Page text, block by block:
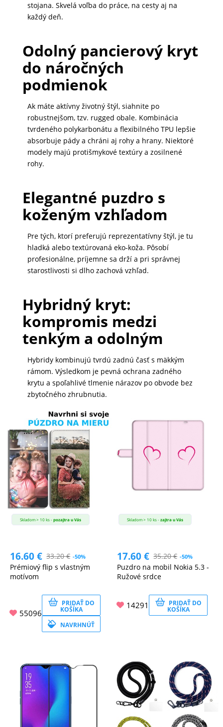
MATKA
ZÁHRADA
stojana. Skvelá voľba do práce, na cesty aj na
každý deň.
Odolný pancierový kryt
do náročných
podmienok
Ak máte aktívny životný štýl, siahnite po
robustnejšom, tzv. rugged obale. Kombinácia
tvrdeného polykarbonátu a flexibilného TPU lepšie
absorbuje pády a chráni aj rohy a hrany. Niektoré
modely majú protišmykové textúry a zosilnené
rohy.
Elegantné puzdro s
koženým vzhľadom
Pre tých, ktorí preferujú reprezentatívny štýl, je tu
hladká alebo textúrovaná eko-koža. Pôsobí
profesionálne, príjemne sa drží a pri správnej
starostlivosti si dlho zachová vzhľad.
Hybridný kryt:
kompromis medzi
tenkým a odolným
Hybridy kombinujú tvrdú zadnú časť s mäkkým
rámom. Výsledkom je pevná ochrana zadného
krytu a spoľahlivé tlmenie nárazov po obvode bez
zbytočného zhrubnutia.
Skladom > 10 ks -pozajtra u Vás
16.60€ 33.20€ -50%
Prémiový flip s vlastným
motívom
55096
PRIDAŤ DO
KOŠÍKA
NAVRHNÚŤ
Skladom > 10 ks -zajtra u Vás
17.60€ 35.20€ -50%
Puzdro na mobil Nokia 5.3 -
Ružové srdce
14291 PRIDAŤ DO
KOŠÍKA